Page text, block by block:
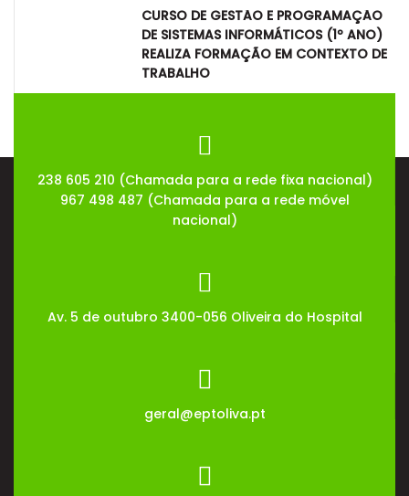
CURSO DE GESTÃO E PROGRAMAÇÃO
DE SISTEMAS INFORMÁTICOS (1º ANO)
REALIZA FORMAÇÃO EM CONTEXTO DE
TRABALHO
238 605 210 (Chamada para a rede fixa nacional)
967 498 487 (Chamada para a rede móvel
nacional)
Av. 5 de outubro 3400-056 Oliveira do Hospital
geral@eptoliva.pt